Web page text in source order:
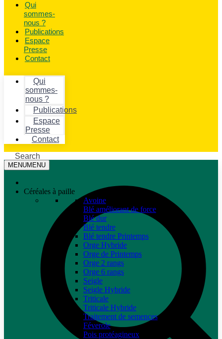
Qui
sommes-
nous ?
Publications
Espace
Presse
Contact
Qui
sommes-
nous ?
Publications
Espace
Presse
Contact
Search
MENUMENU
Céréales à paille
Avoine
Blé améliorant de force
Blé dur
Blé tendre
Blé tendre Printemps
Orge Hybride
Orge de Printemps
Orge 2 rangs
Orge 6 rangs
Seigle
Seigle Hybride
Triticale
Triticale Hybride
Traitement de semences
Féverole
Pois protéagineux